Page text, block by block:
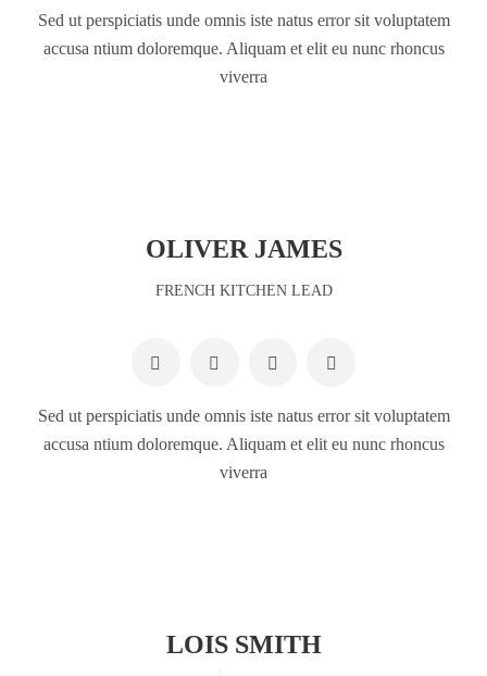
Sed ut perspiciatis unde omnis iste natus error sit voluptatem
accusa ntium doloremque. Aliquam et elit eu nunc rhoncus
viverra
OLIVER JAMES
FRENCH KITCHEN LEAD
Sed ut perspiciatis unde omnis iste natus error sit voluptatem
accusa ntium doloremque. Aliquam et elit eu nunc rhoncus
viverra
LOIS SMITH